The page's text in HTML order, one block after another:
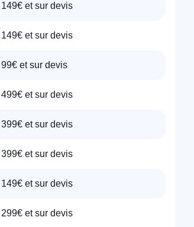
et sur devis
et sur devis
et sur devis
et sur devis
et sur devis
et sur devis
et sur devis
et sur devis